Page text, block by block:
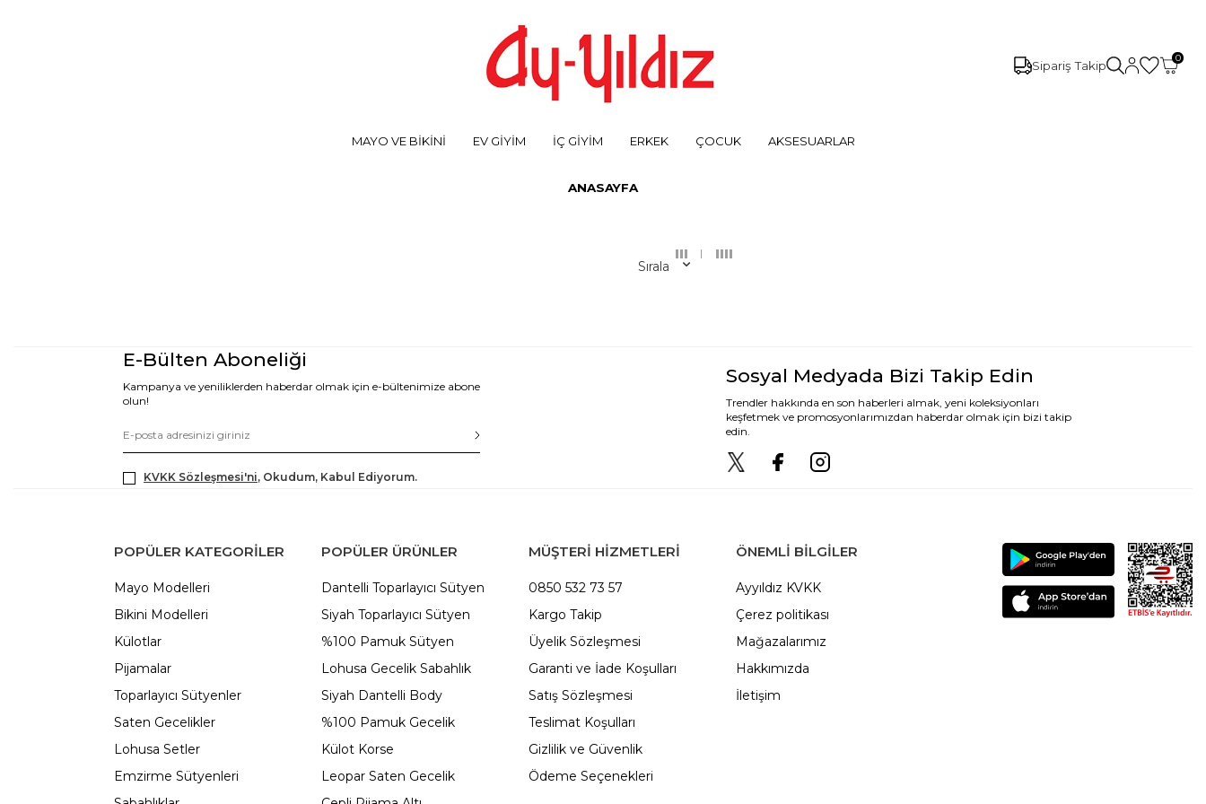
Sipariş Takip
0
MAYO VE BİKİNİ EV GİYİM İÇ GİYİM ERKEK ÇOCUK AKSESUARLAR
ANASAYFA
Sırala
E-Bülten Aboneliği
Kampanya ve yeniliklerden haberdar olmak için e-bültenimize abone
olun!
KVKK Sözleşmesi'ni, Okudum, Kabul Ediyorum.
Sosyal Medyada Bizi Takip Edin
Trendler hakkında en son haberleri almak, yeni koleksiyonları
keşfetmek ve promosyonlarımızdan haberdar olmak için bizi takip
edin.
POPÜLER KATEGORILER
Mayo Modelleri
Bikini Modelleri
Külotlar
Pijamalar
Toparlayıcı Sütyenler
Saten Gecelikler
Lohusa Setler
Emzirme Sütyenleri
POPÜLER ÜRÜNLER
Dantelli Toparlayıcı Sütyen
Siyah Toparlayıcı Sütyen
%100 Pamuk Sütyen
Lohusa Gecelik Sabahlık
Siyah Dantelli Body
%100 Pamuk Gecelik
Külot Korse
Leopar Saten Gecelik
MÜŞTERİ HİZMETLERİ
0850 532 73 57
Kargo Takip
Üyelik Sözleşmesi
Garanti ve İade Koşulları
Satış Sözleşmesi
Teslimat Koşulları
Gizlilik ve Güvenlik
Ödeme Seçenekleri
ÖNEMLI BILGILER
Ayyıldız KVKK
Çerez politikası
Mağazalarımız
Hakkımızda
İletişim